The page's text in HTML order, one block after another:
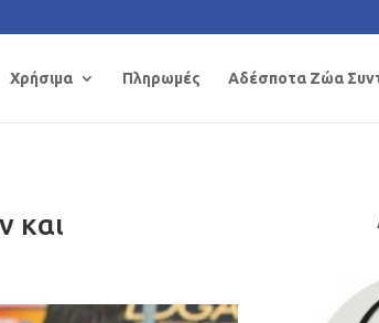
Χρήσιμα Πληρωμές Αδέσποτα Ζώα
και